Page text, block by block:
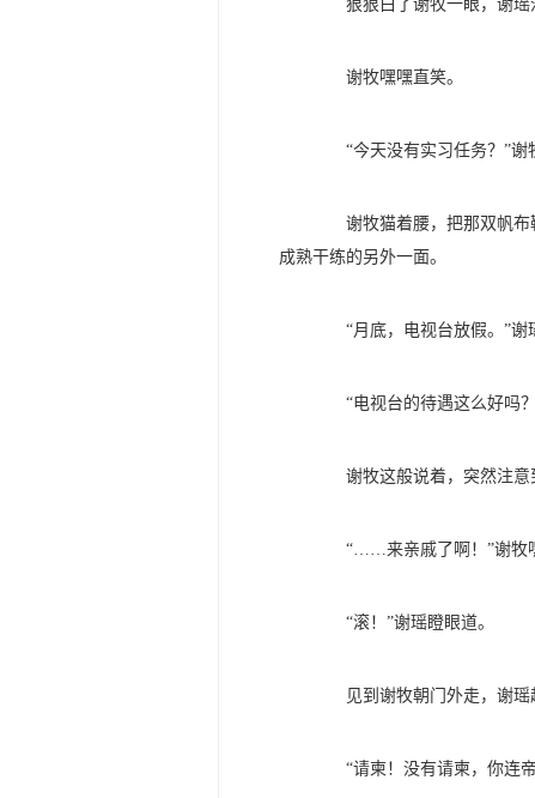
狠狠白了谢牧一眼，谢瑶
谢牧嘿嘿直笑。
“今天没有实习任务？”谢
谢牧猫着腰，把那双帆布鞋
成熟干练的另外一面。
“月底，电视台放假。”谢
“电视台的待遇这么好吗
谢牧这般说着，突然注意到
“……来亲戚了啊！”谢牧嘿
“滚！”谢瑶瞪眼道。
见到谢牧朝门外走，谢瑶
“请柬！没有请柬，你连帝